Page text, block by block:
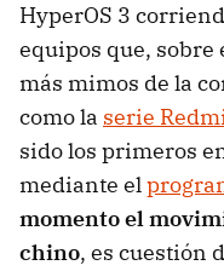
HyperOS 3
equipos que,
más mimos de la
como la serie
sido los primeros
mediante el
momento el
chino, es cuestión